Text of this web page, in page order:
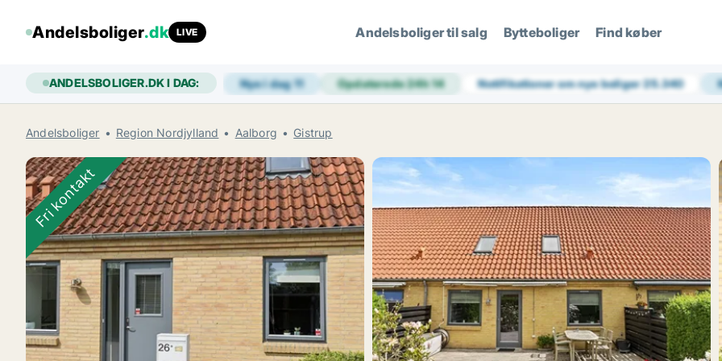
Andelsboliger.dk LIVE Andelsboliger til salg Bytteboliger Find køber
ANDELSBOLIGER.DK I DAG: Nye i dag11 Opdaterede 24h14 Notifikationer om nye boliger25.340
Andelsboliger Region Nordjylland Aalborg Gistrup
Fri kontakt